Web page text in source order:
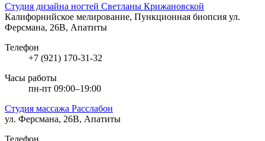
Студия дизайна ногтей Светланы Крижановской
Калифорнийское мелирование, Пункционная биопсия ул.
Ферсмана, 26В, Апатиты
Телефон
+7 (921) 170-31-32
Часы работы
пн-пт 09:00–19:00
Студия массажа Расслабон
ул. Ферсмана, 26В, Апатиты
Телефон